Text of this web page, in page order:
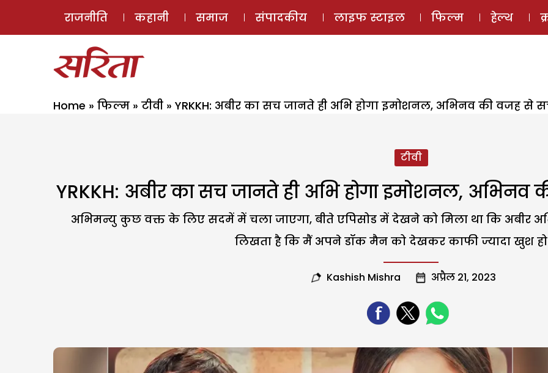
ई-मैगज़ीन
राजनीति कहानी समाज संपादकीय लाइफ स्टाइल फिल्म हेल्थ
Home » फिल्म » टीवी » YRKKH: अबीर का सच जानते ही अभि होगा इमोशनल, अभिनव की वजह से
टीवी
YRKKH: अबीर का सच जानते ही अभि होगा इमोशनल,
अभिमन्यु कुछ वक्त के लिए सदमें में चला जाएगा, बीते एपिसोड में देखने को मिला था कि अबीर
लिखता है कि मैं अपने डॉक मैन को देखकर काफी ज्यादा खुश हो
Kashish Mishra अप्रैल 21, 2023